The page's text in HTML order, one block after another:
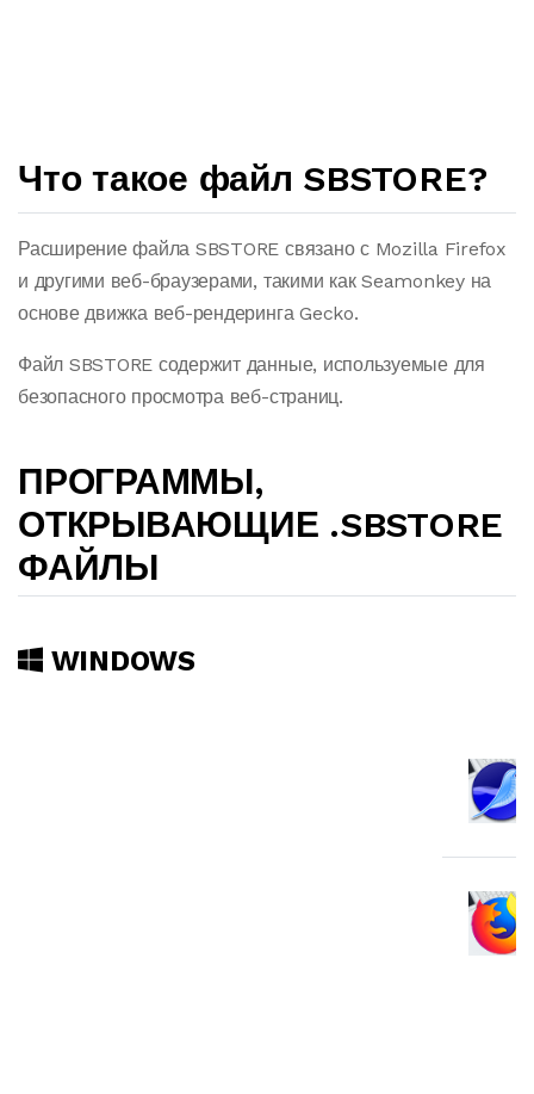
Что такое файл SBSTORE?
Расширение файла SBSTORE связано с Mozilla Firefox
и другими веб-браузерами, такими как Seamonkey на
основе движка веб-рендеринга Gecko.
Файл SBSTORE содержит данные, используемые для
безопасного просмотра веб-страниц.
ПРОГРАММЫ,
ОТКРЫВАЮЩИЕ .SBSTORE
ФАЙЛЫ
WINDOWS